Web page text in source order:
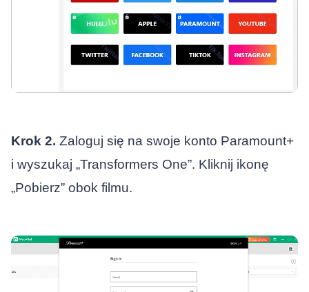
Krok 2. Zaloguj się na swoje konto Paramount+
i wyszukaj „Transformers One”. Kliknij ikonę
„Pobierz” obok filmu.